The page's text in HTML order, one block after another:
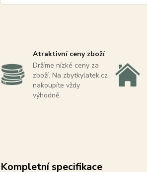
Atraktivní ceny zboží
Držíme nízké ceny za
zboží. Na zbytkylatek.cz
nakoupíte vždy
výhodně.
Kompletní specifikace